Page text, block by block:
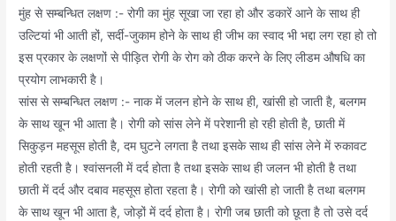
मुंह से सम्बन्धित लक्षण :- रोगी का मुंह सूखा जा रहा हो और डकारें आने के साथ ही
उल्टियां भी आती हों, सर्दी-जुकाम होने के साथ ही जीभ का स्वाद भी भद्दा लग रहा हो तो
इस प्रकार के लक्षणों से पीड़ित रोगी के रोग को ठीक करने के लिए लीडम औषधि का
प्रयोग लाभकारी है।
सांस से सम्बन्धित लक्षण :- नाक में जलन होने के साथ ही, खांसी हो जाती है, बलगम
के साथ खून भी आता है। रोगी को सांस लेने में परेशानी हो रही होती है, छाती में
सिकुड़न महसूस होती है, दम घुटने लगता है तथा इसके साथ ही सांस लेने में रुकावट
होती रहती है। श्वांसनली में दर्द होता है तथा इसके साथ ही जलन भी होती है तथा
छाती में दर्द और दबाव महसूस होता रहता है। रोगी को खांसी हो जाती है तथा बलगम
के साथ खून भी आता है, जोड़ों में दर्द होता है। रोगी जब छाती को छूता है तो उसे दर्द